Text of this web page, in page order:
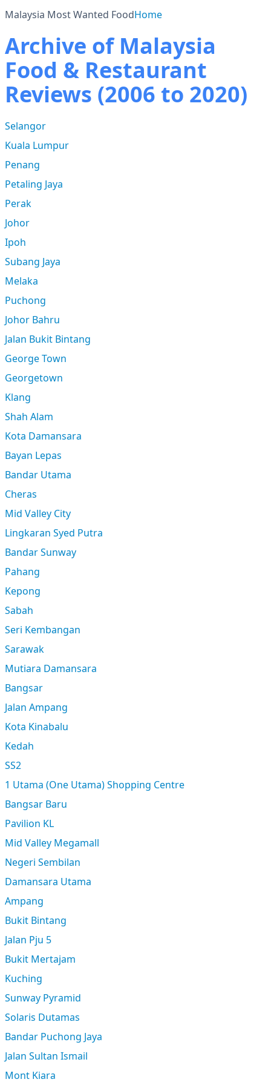
Malaysia Most Wanted FoodHome
Archive of Malaysia
Food & Restaurant
Reviews (2006 to 2020)
Selangor
Kuala Lumpur
Penang
Petaling Jaya
Perak
Johor
Ipoh
Subang Jaya
Melaka
Puchong
Johor Bahru
Jalan Bukit Bintang
George Town
Georgetown
Klang
Shah Alam
Kota Damansara
Bayan Lepas
Bandar Utama
Cheras
Mid Valley City
Lingkaran Syed Putra
Bandar Sunway
Pahang
Kepong
Sabah
Seri Kembangan
Sarawak
Mutiara Damansara
Bangsar
Jalan Ampang
Kota Kinabalu
Kedah
SS2
1 Utama (One Utama) Shopping Centre
Bangsar Baru
Pavilion KL
Mid Valley Megamall
Negeri Sembilan
Damansara Utama
Ampang
Bukit Bintang
Jalan Pju 5
Bukit Mertajam
Kuching
Sunway Pyramid
Solaris Dutamas
Bandar Puchong Jaya
Jalan Sultan Ismail
Mont Kiara